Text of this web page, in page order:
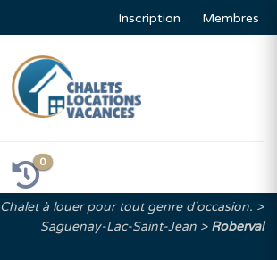
Inscription Membres
0
Chalet à louer pour tout genre d'occasion.
Saguenay-Lac-Saint-Jean
Roberval